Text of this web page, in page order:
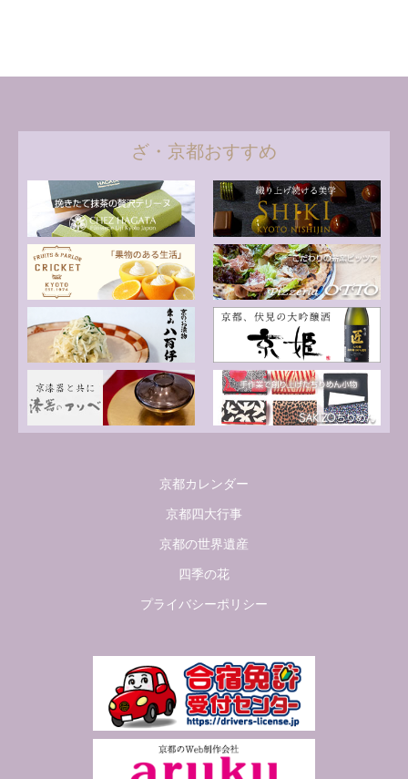
ざ・京都おすすめ
京都カレンダー
京都四大行事
京都の世界遺産
四季の花
プライバシーポリシー